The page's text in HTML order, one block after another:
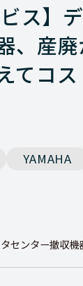
ビス】
、産
てコ
YAMAHA
センター撤収機